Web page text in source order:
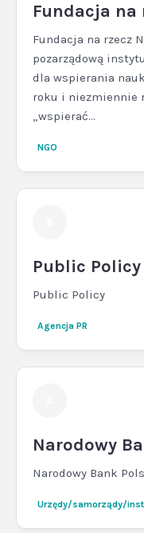
Fundacja na
Fundacja na rzecz
pozarządową
dla wspierania
roku i niezmiennie
„wspierać...
NGO
Public Policy
Public Policy
Agencja PR
Narodowy
Narodowy Bank
Urzędy/samorządy/